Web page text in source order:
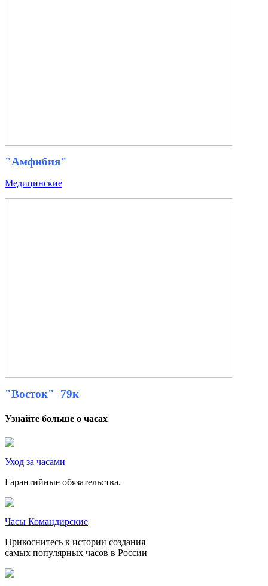
"Амфибия"
Медицинские
"Восток" 79к
Узнайте больше о часах
Уход за часами
Гарантийные обязательства.
Часы Командирские
Прикоснитесь к истории создания
самых популярных часов в России